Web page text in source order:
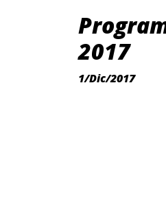
2017
1/Dic/2017